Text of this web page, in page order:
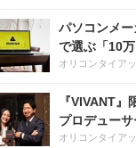
パソコンメ
で選ぶ「10万
オリコンタイア
『VIVANT』
プロデュー
オリコンタイア